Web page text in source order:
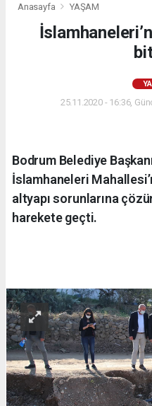
Anasayfa YAŞAM
25.11.2020 - 16:36,
Bodrum Belediye
İslamhaneleri
altyapı sorunlarına
harekete geçti.